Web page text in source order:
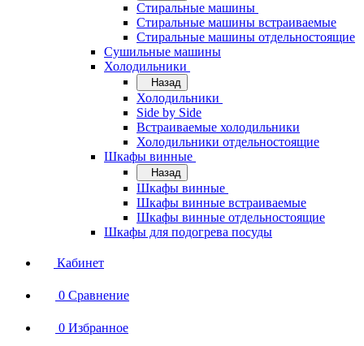
Стиральные машины
Стиральные машины встраиваемые
Стиральные машины отдельностоящие
Сушильные машины
Холодильники
Назад
Холодильники
Side by Side
Встраиваемые холодильники
Холодильники отдельностоящие
Шкафы винные
Назад
Шкафы винные
Шкафы винные встраиваемые
Шкафы винные отдельностоящие
Шкафы для подогрева посуды
Кабинет
0 Сравнение
0 Избранное